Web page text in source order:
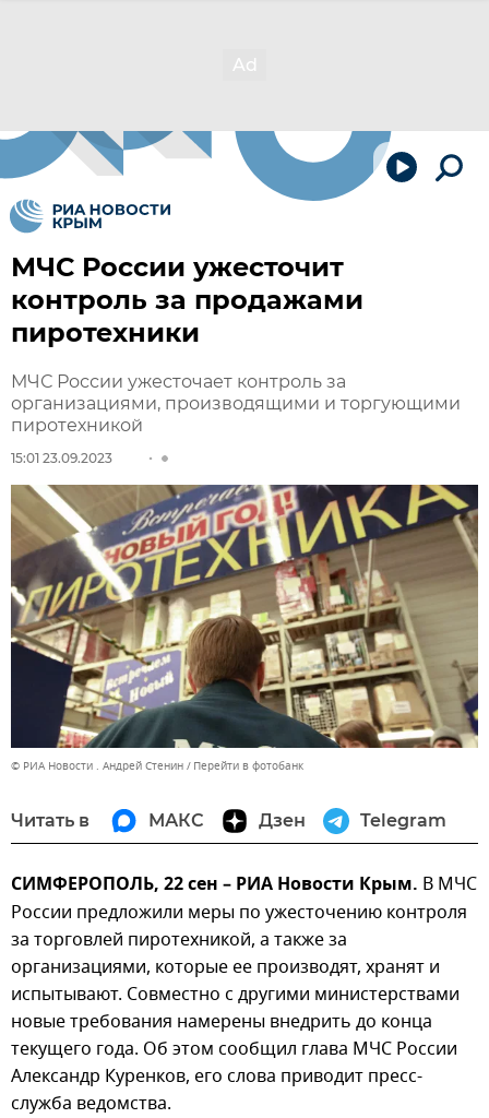
МЧС России ужесточит
контроль за продажами
пиротехники
МЧС России ужесточает контроль за
организациями, производящими и торгующими
пиротехникой
15:01 23.09.2023
© РИА Новости . Андрей Стенин Перейти в фотобанк
Читать в МАКС Дзен Telegram
СИМФЕРОПОЛЬ, 22 сен – РИА Новости Крым. В МЧС
России предложили меры по ужесточению контроля
за торговлей пиротехникой, а также за
организациями, которые ее производят, хранят и
испытывают. Совместно с другими министерствами
новые требования намерены внедрить до конца
текущего года. Об этом сообщил глава МЧС России
Александр Куренков, его слова приводит пресс-
служба ведомства.